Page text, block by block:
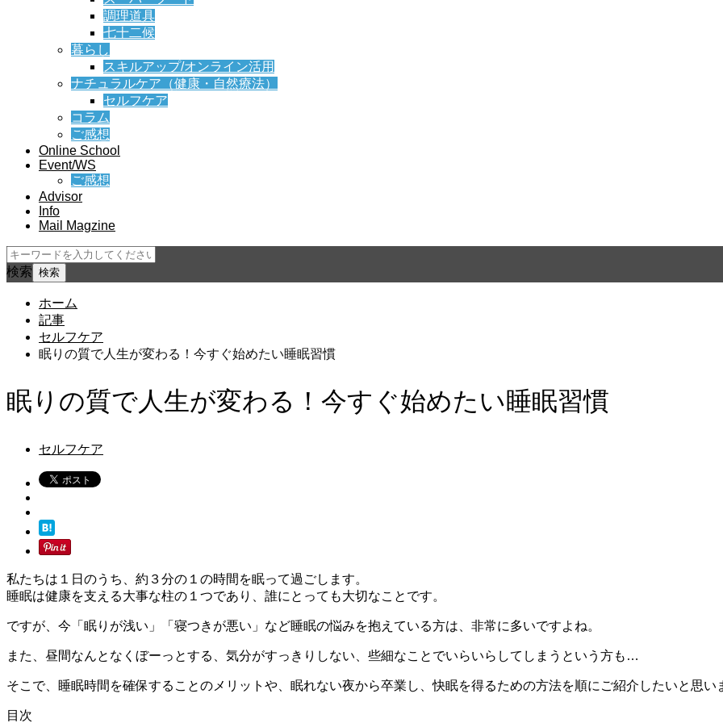
調理道具
七十二候
暮らし
スキルアップ/オンライン活用
ナチュラルケア（健康・自然療法）
セルフケア
コラム
ご感想
Online School
Event/WS
ご感想
Advisor
Info
Mail Magzine
検索
ホーム
記事
セルフケア
眠りの質で人生が変わる！今すぐ始めたい睡眠習慣
眠りの質で人生が変わる！今すぐ始めたい睡眠習慣
セルフケア
私たちは１日のうち、約３分の１の時間を眠って過ごします。
睡眠は健康を支える大事な柱の１つであり、誰にとっても大切なことです。
ですが、今「眠りが浅い」「寝つきが悪い」など睡眠の悩みを抱えている方は、非常に多いですよね。
また、昼間なんとなくぼーっとする、気分がすっきりしない、些細なことでいらいらしてしまうという方も…
そこで、睡眠時間を確保することのメリットや、眠れない夜から卒業し、快眠を得るための方法を順にご紹介したいと思い
目次